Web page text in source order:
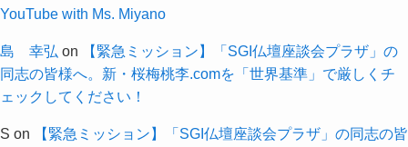
YouTube with Ms. Miyano
島 幸弘 on
【緊急ミッション】「SGI仏壇座談会プラザ」の
同志の皆様へ。新・桜梅桃李.comを「世界基準」で厳しくチ
ェックしてください！
S on
【緊急ミッション】「SGI仏壇座談会プラザ」の同志の皆